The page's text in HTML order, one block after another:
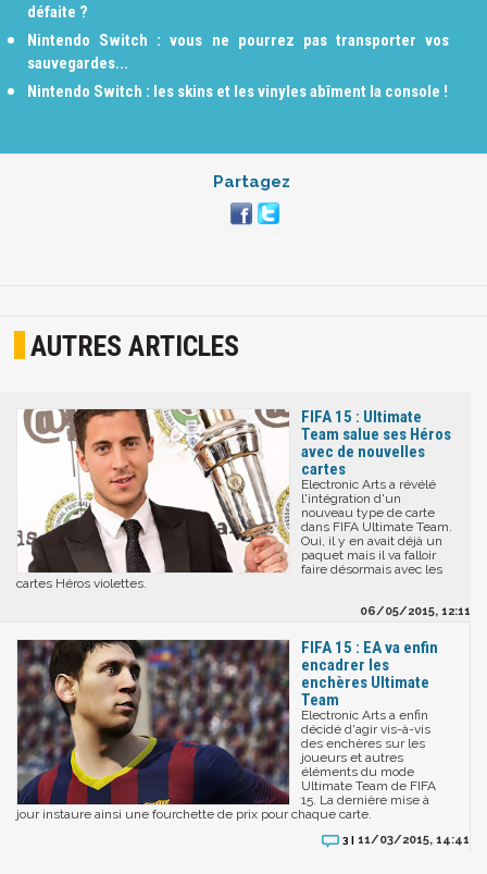
défaite ?
Nintendo Switch : vous ne pourrez pas transporter vos
sauvegardes...
Nintendo Switch : les skins et les vinyles abîment la console !
Partagez
AUTRES ARTICLES
FIFA 15 : Ultimate
Team salue ses Héros
avec de nouvelles
cartes
Electronic Arts a révélé
l'intégration d'un
nouveau type de carte
dans FIFA Ultimate Team.
Oui, il y en avait déjà un
paquet mais il va falloir
faire désormais avec les
cartes Héros violettes.
06/05/2015, 12:11
FIFA 15 : EA va enfin
encadrer les
enchères Ultimate
Team
Electronic Arts a enfin
décidé d'agir vis-à-vis
des enchères sur les
joueurs et autres
éléments du mode
Ultimate Team de FIFA
15. La dernière mise à
jour instaure ainsi une fourchette de prix pour chaque carte.
3 | 11/03/2015, 14:41